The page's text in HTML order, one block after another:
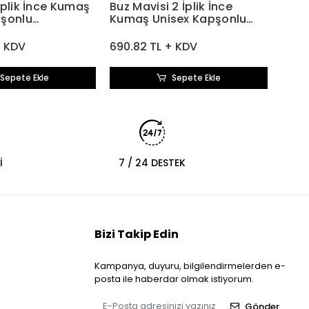
İnce Kumaş
Sepete Ekle
Buz Mavisi 2 İplik İnce
Kumaş Unisex Kapşonlu
690.82 TL + KDV
Sepete Ekle
7 / 24 DESTEK
Bizi Takip Edin
Kampanya, duyuru, bilgilendirmelerden e-
posta ile haberdar olmak istiyorum.